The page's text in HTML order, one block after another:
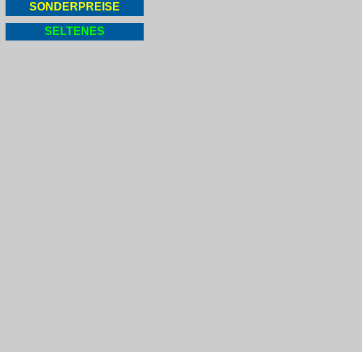
SONDERPREISE
SELTENES